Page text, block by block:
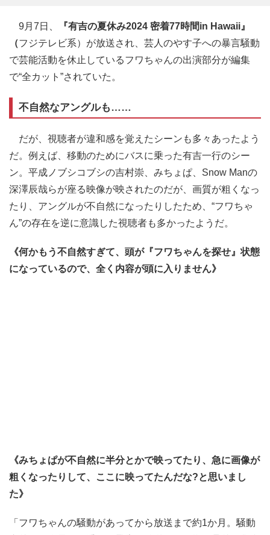
9月7日、
『有吉の夏休み2024 密着77時間in Hawaii』
（フジテレビ系）が放送され、芸人のやす子への暴言騒動
で芸能活動を休止しているフワちゃんの出演部分が編集
で“全カット”されていた。
不自然なアングルも……
だが、視聴者が違和感を覚えたシーンも多々あったよう
だ。例えば、移動のためにバスに乗った有吉一行のシー
ン。平成ノブシコブシの吉村崇、みちょぱ、Snow Manの
深澤辰哉らが座る映像が映されたのだが、画質が粗くなっ
たり、アングルが不自然になったりしたため、“フワちゃ
ん”の存在を逆に意識した視聴者も多かったようだ。
《何かもう不自然すぎて、頭が『フワちゃんを探せ』状態
になっているので、全く内容が頭に入りません》
《みちょぱが不自然に半分とかで映ってたり、急に画像が
粗くなったりして、ここに映ってたんだな?と思いまし
た》
「フワちゃんの騒動があってから放送まで約1か月。騒動